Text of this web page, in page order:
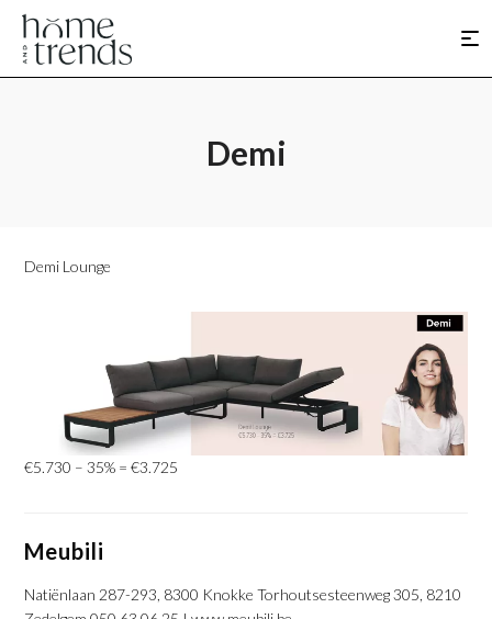
Demi
Demi Lounge
€5.730 – 35% = €3.725
Meubili
Natiënlaan 287-293, 8300 Knokke Torhoutsesteenweg 305, 8210